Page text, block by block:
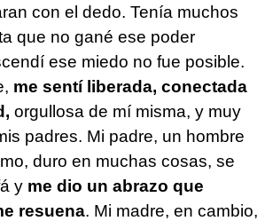
con el dedo. Tenía muchos
que no gané ese poder
ese miedo no fue posible.
me sentí liberada, conectada
orgullosa de mí misma, y muy
padres. Mi padre, un hombre
duro en muchas cosas, se
y me dio un abrazo que
resuena. Mi madre, en cambio,